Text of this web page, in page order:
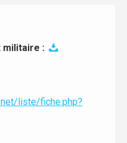
militaire :
liste/fiche.php?